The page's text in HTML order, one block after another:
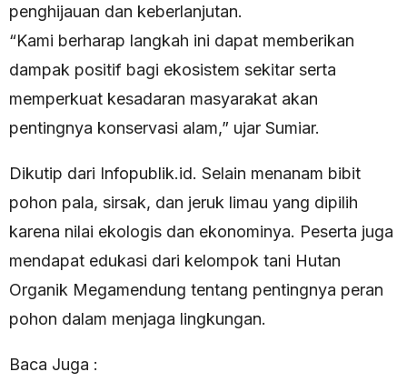
penghijauan dan keberlanjutan.
“Kami berharap langkah ini dapat memberikan
dampak positif bagi ekosistem sekitar serta
memperkuat kesadaran masyarakat akan
pentingnya konservasi alam,” ujar Sumiar.
Dikutip dari Infopublik.id. Selain menanam bibit
pohon pala, sirsak, dan jeruk limau yang dipilih
karena nilai ekologis dan ekonominya. Peserta juga
mendapat edukasi dari kelompok tani Hutan
Organik Megamendung tentang pentingnya peran
pohon dalam menjaga lingkungan.
Baca Juga :